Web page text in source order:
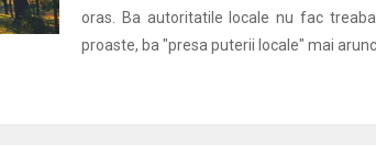
oras. Ba autoritatile locale nu fac
proaste, ba "presa puterii locale" mai